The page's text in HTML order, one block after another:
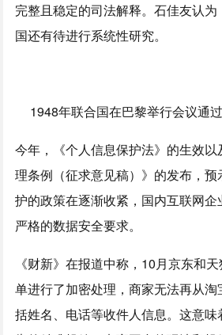
完整且稳定的司法解释。石佳友认
国还有待进行系统性研究。
1948年联合国在巴黎举行会议通
今年，《个人信息保护法》的生效
理条例（征求意见稿）》的发布，
护的政策在逐渐收紧，国内互联网
严格的数据安全要求。
《财新》在报道中称，10月京东和
单进行了加密处理，商家无法再从
括姓名、电话等收件人信息。这意